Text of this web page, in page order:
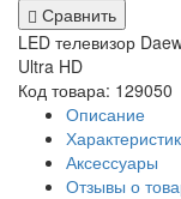
Сравнить
LED телевизор
Ultra HD
Код товара: 129050
Описание
Аксессуары
Отзывы о